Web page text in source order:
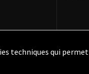
techniques qui